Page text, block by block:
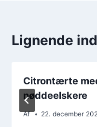
Lignende
Citrontærte
nøddeelskere
Af 22. december